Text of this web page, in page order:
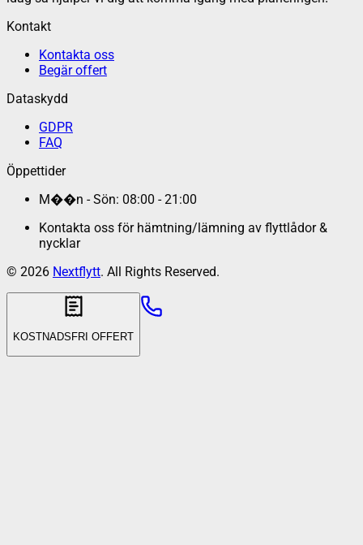
Kontakt
Kontakta oss
Begär offert
Dataskydd
GDPR
FAQ
Öppettider
M��n - Sön: 08:00 - 21:00
Kontakta oss för hämtning/lämning av flyttlådor &
nycklar
© 2026 Nextflytt. All Rights Reserved.
KOSTNADSFRI OFFERT